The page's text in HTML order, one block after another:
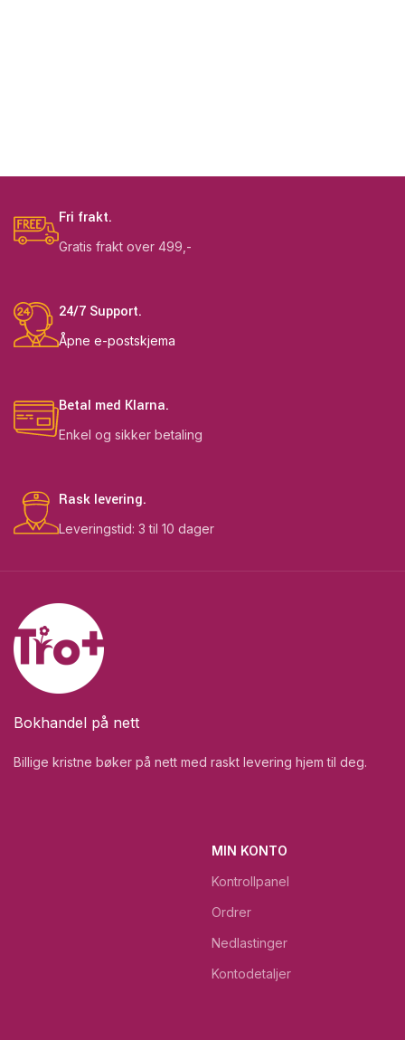
Fri frakt.
Gratis frakt over 499,-
24/7 Support.
Åpne e-postskjema
Betal med Klarna.
Enkel og sikker betaling
Rask levering.
Leveringstid: 3 til 10 dager
Bokhandel på nett
Billige kristne bøker på nett med raskt levering hjem til deg.
MIN KONTO
Kontrollpanel
Ordrer
Nedlastinger
Kontodetaljer